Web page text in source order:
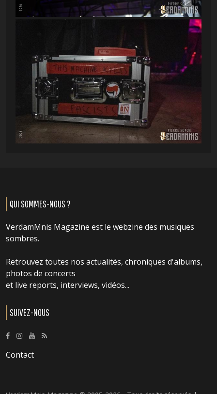
QUI SOMMES-NOUS ?
VerdamMnis Magazine est le webzine des musiques
sombres.
Retrouvez toutes nos actualités, chroniques d'albums,
photos de concerts
et live reports, interviews, vidéos...
SUIVEZ-NOUS
Contact